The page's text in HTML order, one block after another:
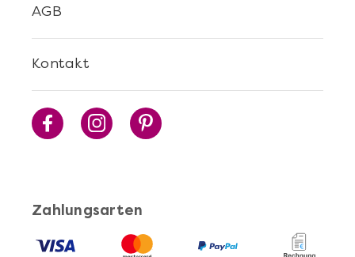
Zahlungsarten
Kontakt
AGB